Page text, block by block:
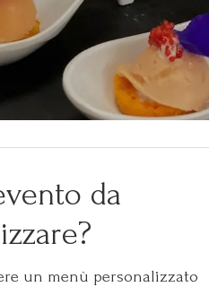
da
un menù personalizzato